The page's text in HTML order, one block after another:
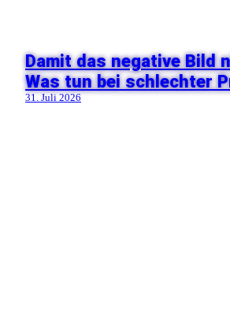
Damit das negative Bild
Was tun bei schlechter
31. Juli 2026